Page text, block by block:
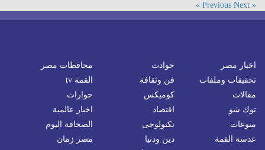
« Previous
Next »
اخبار مصر حوادث
محافظات مصر
تحقيقات وملفات
فن وثقافة
القمة tv
مقالات
كوميكس
حوارات
توك شو
اقتصاد
اخبار عالمية
منوعات
تكنولوجى
الصحافة اليوم
عدسة القمة
دين ودنيا
مصر زمان